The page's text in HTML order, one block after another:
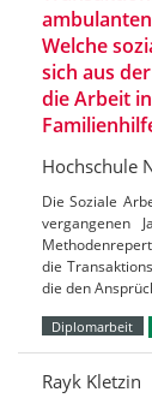
Welche
sich aus
die Arbeit
Hochschule
Die Soziale
vergangenen
die
die den
Diplomarbeit
Rayk Kletzin